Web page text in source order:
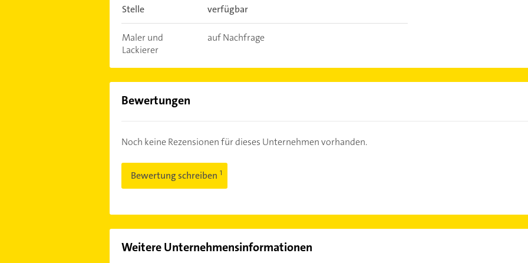
Stelle verfügbar
Maler und
Lackierer
auf Nachfrage
Bewertungen
Noch keine Rezensionen für dieses Unternehmen vorhanden.
Bewertung schreiben
Weitere Unternehmensinformationen